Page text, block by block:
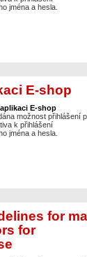
jména a hesla.
E-shop
E-shop
možnost přihlášení
k přihlášení
jména a hesla.
for
for